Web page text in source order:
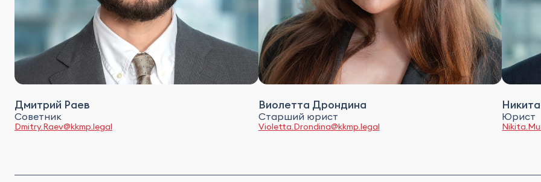
Дмитрий Раев
Советник
Dmitry.Raev@kkmp.legal
Виолетта Дрондина
Старший юрист
Violetta.Drondina@kkmp.legal
Юрист